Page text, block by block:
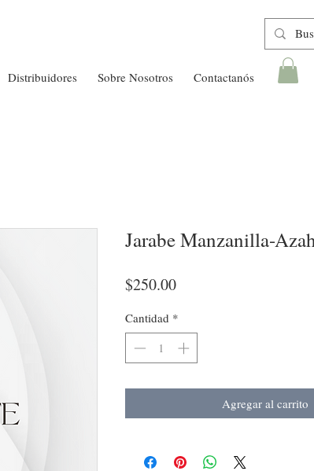
Distribuidores Sobre Nosotros Contactanós
Jarabe Manzanilla-
$250.00Precio
Cantidad *
Agregar al carrito